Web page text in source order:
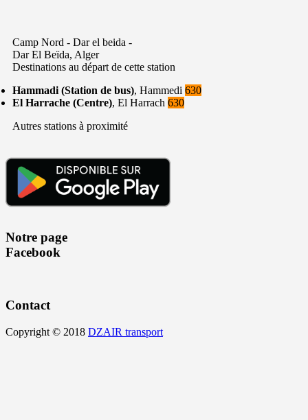
Camp Nord - Dar el beida -
Dar El Beïda, Alger
Destinations au départ de cette station
Hammadi (Station de bus), Hammedi 630
El Harrache (Centre), El Harrach 630
Autres stations à proximité
Notre page
Facebook
Contact
Copyright © 2018 DZAIR transport